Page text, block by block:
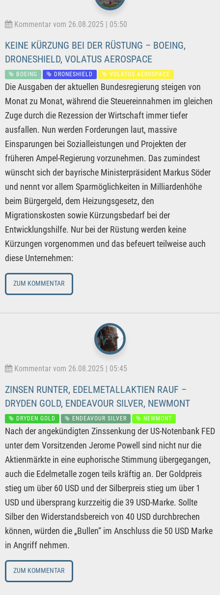
Kommentar vom 26.08.2025 | 05:50
KEINE KÜRZUNG BEI DER RÜSTUNG – BOEING,
DRONESHIELD, VOLATUS AEROSPACE
BOEING DRONESHIELD VOLATUS AEROSPACE
Die Ausgaben der aktuellen Bundesregierung steigen von
Monat zu Monat, während die Steuereinnahmen im gleichen
Zuge durch die Rezession der Wirtschaft immer tiefer
ausfallen. Nun werden Forderungen laut, massive
Einsparungen bei Sozialleistungen und Projekten der
früheren Ampel-Regierung vorzunehmen. Das zumindest
wünscht sich der bayrische Ministerpräsident Markus Söder
und nennt vor allem Sparmöglichkeiten in Milliardenhöhe
beim Bürgergeld, dem Heizungsgesetz, den
Migrationskosten sowie Kürzungsbedarf bei der
Entwicklungshilfe. Nur bei der Rüstung werden keine
Kürzungen vorgenommen und das befeuert teilweise auch
diese Unternehmen:
ZUM KOMMENTAR
Kommentar vom 26.08.2025 | 05:45
ZINSEN RUNTER, EDELMETALLAKTIEN RAUF –
DRYDEN GOLD, ENDEAVOUR SILVER, NEWMONT
DRYDEN GOLD ENDEAVOUR SILVER NEWMONT
Nach der angekündigten Zinssenkung der US-Notenbank FED
unter dem Vorsitzenden Jerome Powell sind nicht nur die
Aktienmärkte in eine euphorische Stimmung übergegangen,
auch die Edelmetalle zogen teils kräftig an. Der Goldpreis
stieg um über 60 USD und der Silberpreis stieg um über 1
USD und übersprang kurzzeitig die 39 USD-Marke. Sollte
Silber den Widerstandsbereich von 40 USD durchbrechen
können, würden die „Bullen“ im Anschluss die 50 USD Marke
in Angriff nehmen.
ZUM KOMMENTAR